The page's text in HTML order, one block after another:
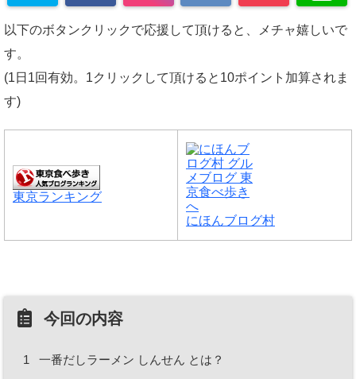
以下のボタンクリックで応援して頂けると、メチャ嬉しいで
す。
(1日1回有効。1クリックして頂けると10ポイント加算されま
す)
東京ランキング
にほんブログ村
今回の内容
1 一番だしラーメン しんせん とは？